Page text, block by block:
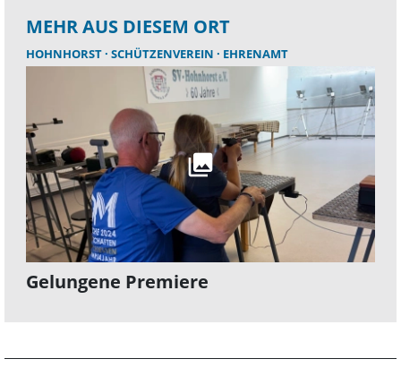
MEHR AUS DIESEM ORT
HOHNHORST SCHÜTZENVEREIN EHRENAMT
Gelungene Premiere